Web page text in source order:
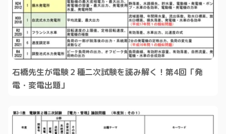
石橋先生が電験２種二次試験を読み解く！第4回「発
電・変電出題」